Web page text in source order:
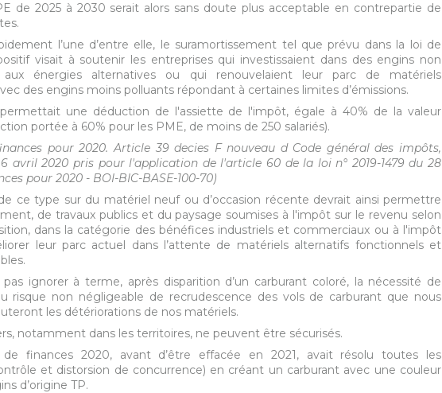
de 2025 à 2030 serait alors sans doute plus acceptable en contrepartie de
l’une d’entre elle, le suramortissement tel que prévu dans la loi de
visait à soutenir les entreprises qui investissaient dans des engins non
aux énergies alternatives ou qui renouvelaient leur parc de matériels
des engins moins polluants répondant à certaines limites d’émissions.
une déduction de l'assiette de l'impôt, égale à 40% de la valeur
portée à 60% pour les PME, de moins de 250 salariés).
pour 2020. Article 39 decies F nouveau d Code général des impôts,
avril 2020 pris pour l'application de l'article 60 de la loi n° 2019-1479 du 28
pour 2020 - BOI-BIC-BASE-100-70)
ce type sur du matériel neuf ou d’occasion récente devrait ainsi permettre
de travaux publics et du paysage soumises à l'impôt sur le revenu selon
dans la catégorie des bénéfices industriels et commerciaux ou à l'impôt
leur parc actuel dans l’attente de matériels alternatifs fonctionnels et
ignorer à terme, après disparition d’un carburant coloré, la nécessité de
risque non négligeable de recrudescence des vols de carburant que nous
les détériorations de nos matériels.
notamment dans les territoires, ne peuvent être sécurisés.
finances 2020, avant d’être effacée en 2021, avait résolu toutes les
et distorsion de concurrence) en créant un carburant avec une couleur
d’origine TP.